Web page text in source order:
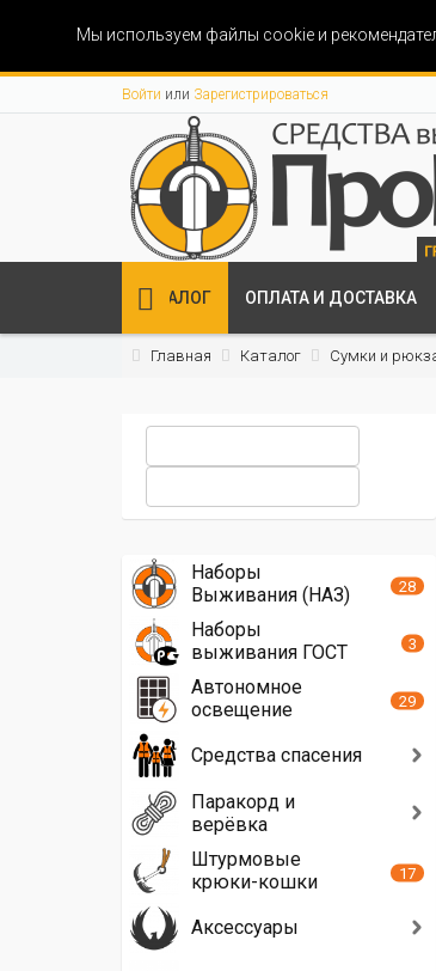
Мы используем файлы cookie и
Войти или Зарегистрироваться
КАТАЛОГ ОПЛАТА И ДОСТАВКА
Главная Каталог Сумки и
Наборы
Выживания (НАЗ)
28
Наборы
выживания ГОСТ
3
Автономное
освещение
29
Средства спасения
Паракорд и
верёвка
Штурмовые
крюки-кошки
17
Аксессуары